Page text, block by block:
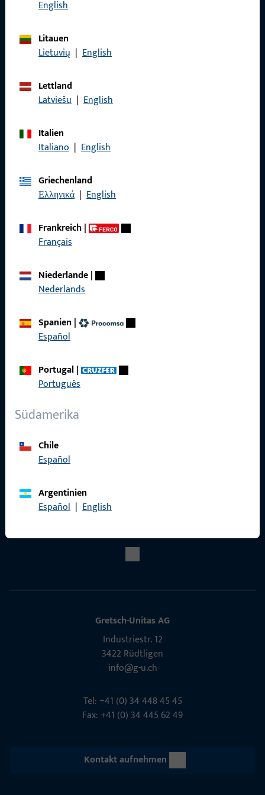
English
Litauen
Lietuvių | English
Lettland
Latviešu | English
Italien
Italiano | English
Griechenland
Ελληνικά | English
Frankreich|
Français
Niederlande|
Nederlands
Spanien |
Español
Portugal|
Português
Südamerika
Chile
Español
Argentinien
Español | English
Allgemeines
Datenschutz
Schnelleinstieg
Produkte
Produktkatalog
Gretsch-Unitas AG
Indu­s­triestr. 12
3422 Rüdt­ligen
info@g-u.ch
Tel: +41 (0) 34 448 45 45
Fax: +41 (0) 34 445 62 49
Kontakt aufnehmen